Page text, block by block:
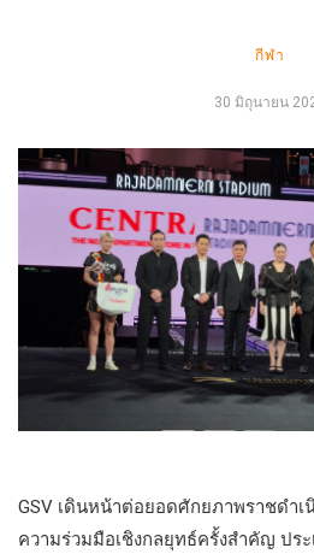
กีฬา
30 มิถุนายน
GSV เดินหน้าต่อยอดศักยภาพราชดำเ
ความร่วมมือเชิงกลยุทธ์ครั้งสำคัญ ปร